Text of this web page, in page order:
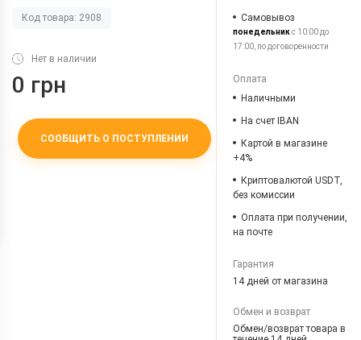
Код товара: 2908
Нет в наличии
0 грн
СООБЩИТЬ О ПОСТУПЛЕНИИ
Самовывоз
понедельникс 10:00 до
17:00, по договоренности
Оплата
Наличными
На счет IBAN
Картой в магазине
+4%
Криптовалютой USDT,
без комиссии
Оплата при получении,
на почте
Гарантия
14 дней от магазина
Обмен и возврат
Обмен/возврат товара в